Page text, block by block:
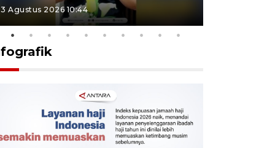
3 Agustus 2026 10:44